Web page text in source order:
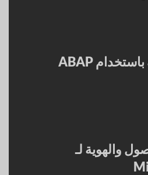
مقدمة في البرمجة باستخدام ABAP
والهوية لـ